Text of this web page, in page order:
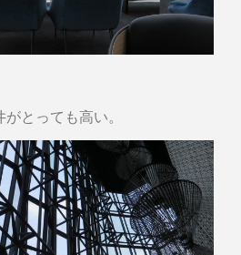
とっても高い。